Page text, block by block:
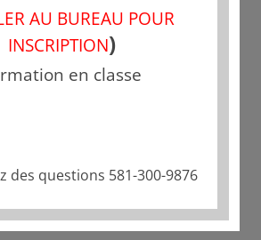
AU BUREAU POUR
INSCRIPTION)
en classe
des questions 581-300-9876